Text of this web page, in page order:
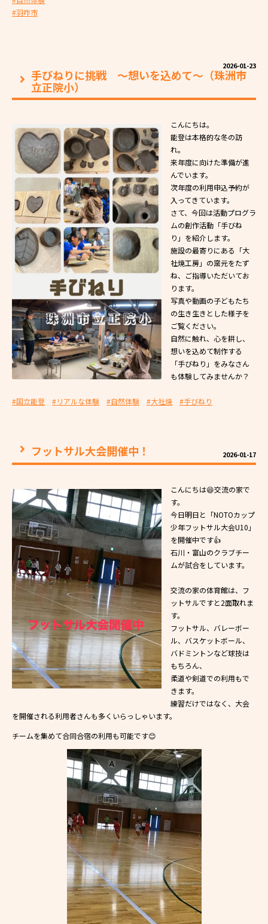
#羽咋市
2026-01-23
手びねりに挑戦 ～想いを込めて～（珠洲市
立正院小）
こんにちは。
能登は本格的な冬の訪
れ。
来年度に向けた準備が進
んでいます。
次年度の利用申込予約が
入ってきています。
さて、今回は活動プログラ
ムの創作活動「手びね
り」を紹介します。
施設の最寄りにある「大
社焼工房」の窯元をたず
ね、ご指導いただいてお
ります。
写真や動画の子どもたち
の生き生きとした様子を
ご覧ください。
自然に触れ、心を耕し、
想いを込めて制作する
「手びねり」をみなさん
も体験してみませんか？
#国立能登 #リアルな体験 #自然体験 #大社焼 #手びねり
2026-01-17
フットサル大会開催中！
こんにちは😆交流の家で
す。
今日明日と「NOTOカップ
少年フットサル大会U10」
を開催中です👍
石川・富山のクラブチー
ムが試合をしています。
交流の家の体育館は、フ
ットサルですと2面取れま
す。
フットサル、バレーボー
ル、バスケットボール、
バドミントンなど球技は
もちろん、
柔道や剣道での利用もで
きます。
練習だけではなく、大会
を開催される利用者さんも多くいらっしゃいます。
チームを集めて合同合宿の利用も可能です😊